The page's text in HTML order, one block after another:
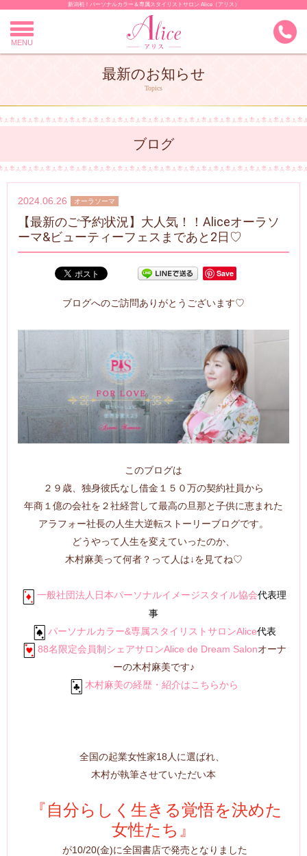
Skip
content
新潟初！パーソナルカラー＆専属スタイリストサロン Alice（アリス）
MENU
最新のお知らせ
Topics
ブログ
2024.06.26 オーラソーマ
【最新のご予約状況】大人気！！Aliceオーラソ
ーマ&ビューティーフェスまであと2日♡
Save
ブログへのご訪問ありがとうございます♡
このブログは
２９歳、独身彼氏なし借金１５０万の契約社員から
年商１億の会社を２社経営して最高の旦那と子供に恵まれた
アラフォー社長の人生大逆転ストーリーブログです。
どうやって人生を変えていったのか、
木村麻美って何者？って人は↓を見てね♡
一般社団法人日本パーソナルイメージスタイル協会代表理
事
パーソナルカラー&専属スタイリストサロンAlice代表
88名限定会員制シェアサロンAlice de Dream Salonオーナ
ーの木村麻美です♪
木村麻美の経歴・紹介はこちらから
全国の起業女性家18人に選ばれ、
木村が執筆させていただい本
『自分らしく生きる覚悟を決めた
女性たち』
が10/20(金)に全国書店で発売となりました